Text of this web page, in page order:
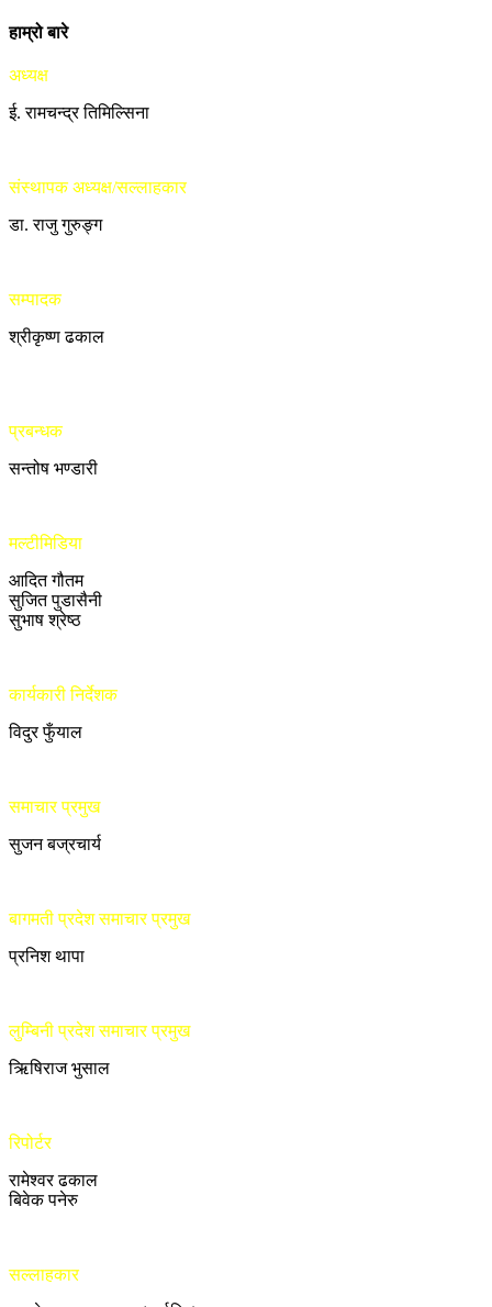
हाम्रो बारे
अध्यक्ष
ई. रामचन्द्र तिमिल्सिना
संस्थापक अध्यक्ष/सल्लाहकार
डा. राजु गुरुङ्ग
सम्पादक
श्रीकृष्ण ढकाल
प्रबन्धक
सन्तोष भण्डारी
मल्टीमिडिया
आदित गौतम
सुजित पुडासैनी
सुभाष श्रेष्ठ
कार्यकारी निर्देशक
विदुर फुँयाल
समाचार प्रमुख
सुजन बज्रचार्य
बागमती प्रदेश समाचार प्रमुख
प्रनिश थापा
लुम्बिनी प्रदेश समाचार प्रमुख
ऋिषिराज भुसाल
रिपोर्टर
रामेश्वर ढकाल
बिवेक पनेरु
सल्लाहकार